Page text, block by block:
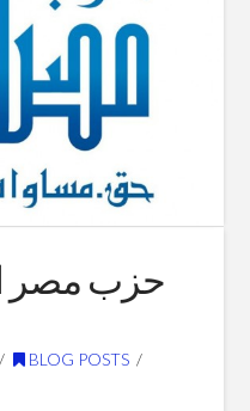
حزب مصر
BLOG POSTS